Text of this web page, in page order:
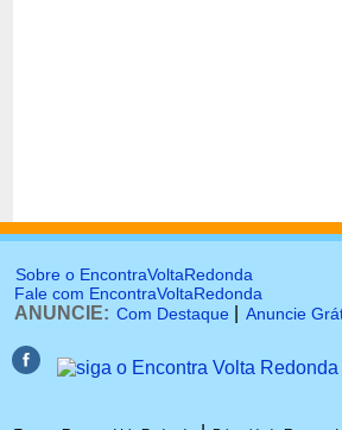
Sobre o EncontraVoltaRedonda
Fale com EncontraVoltaRedonda
ANUNCIE: Com Destaque Anuncie